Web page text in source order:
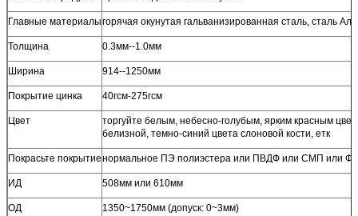
Главные материалыгорячая окунутая гальванизированная сталь, сталь
Толщина 0.3мм--1.0мм
Ширина 914--1250мм
Покрытие цинка 40гсм-275гсм
Цвет
торгуйте белым, небесно-голубым, ярким красным
белизной, темно-синий цвета слоновой кости, етк
Покрасьте покрытиенормальное ПЭ полиэстера или ПВДФ или СМП или
ИД 508мм или 610мм
ОД 1350~1750мм (допуск: 0~3мм)